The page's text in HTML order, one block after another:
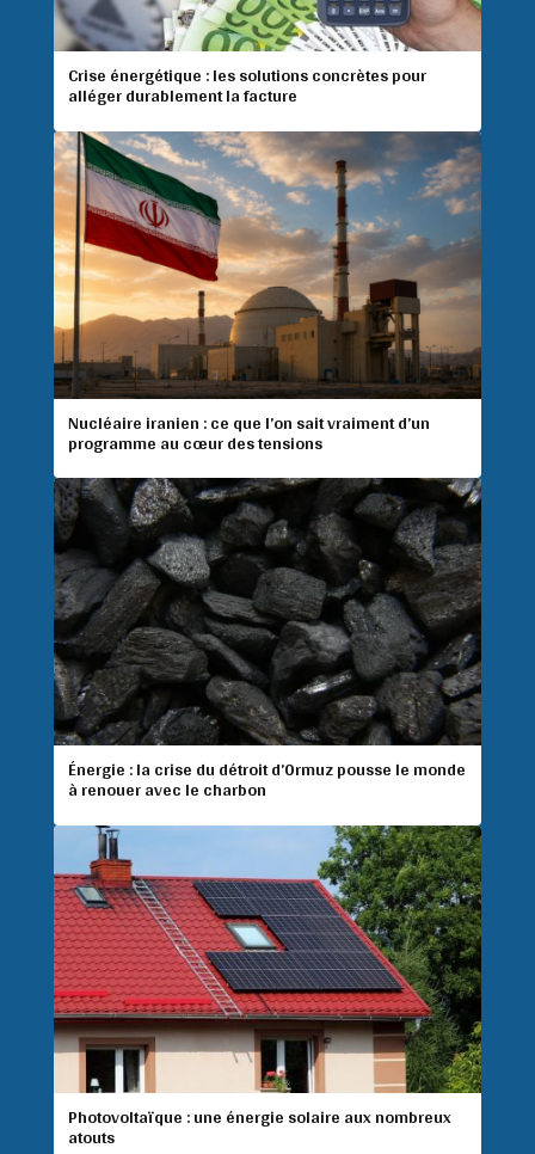
Crise énergétique : les solutions concrètes pour
alléger durablement la facture
Nucléaire iranien : ce que l’on sait vraiment d’un
programme au cœur des tensions
Énergie : la crise du détroit d’Ormuz pousse le monde
à renouer avec le charbon
Photovoltaïque : une énergie solaire aux nombreux
atouts